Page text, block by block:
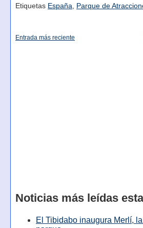
Etiquetas España, Parque de
Entrada más reciente
Noticias más leídas
El Tibidabo inaugura Merlí,